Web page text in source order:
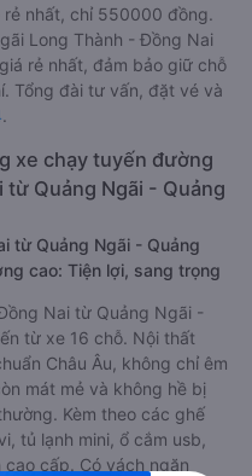
rẻ nhất, chỉ 550000 đồng.
Long Thành - Đồng Nai
rẻ nhất, đảm bảo giữ chỗ
Tổng đài tư vấn, đặt vé và
.
xe chạy tuyến đường
Quảng Ngãi - Quảng
từ Quảng Ngãi - Quảng
cao: Tiện lợi, sang trọng
Nai từ Quảng Ngãi -
từ xe 16 chỗ. Nội thất
Châu Âu, không chỉ êm
mát mẻ và không hề bị
Kèm theo các ghế
tủ lạnh mini, ổ cắm usb,
cấp. Có vách ngăn